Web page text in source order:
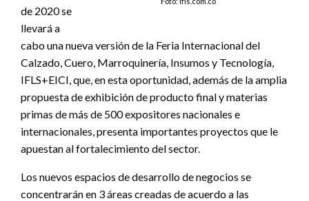
de 2020 se
llevará a
cabo una nueva versión de la Feria Internacional del
Calzado, Cuero, Marroquinería, Insumos y Tecnología,
IFLS+EICI, que, en esta oportunidad, además de la amplia
propuesta de exhibición de producto final y materias
primas de más de 500 expositores nacionales e
internacionales, presenta importantes proyectos que le
apuestan al fortalecimiento del sector.
Los nuevos espacios de desarrollo de negocios se
concentrarán en 3 áreas creadas de acuerdo a las